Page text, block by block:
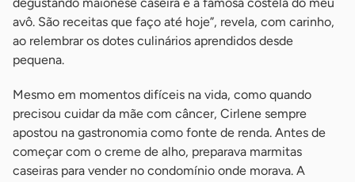
avô. São receitas que faço até hoje”, revela, com carinho,
ao relembrar os dotes culinários aprendidos desde
pequena.
Mesmo em momentos difíceis na vida, como quando
precisou cuidar da mãe com câncer, Cirlene sempre
apostou na gastronomia como fonte de renda. Antes de
começar com o creme de alho, preparava marmitas
caseiras para vender no condomínio onde morava. A